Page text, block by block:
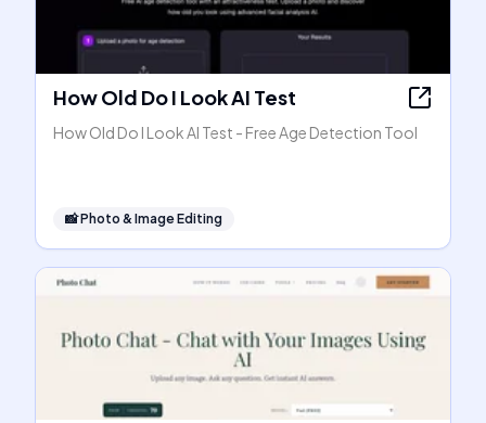
How Old Do I Look AI Test
How Old Do I Look AI Test - Free Age Detection Tool
📸Photo & Image Editing